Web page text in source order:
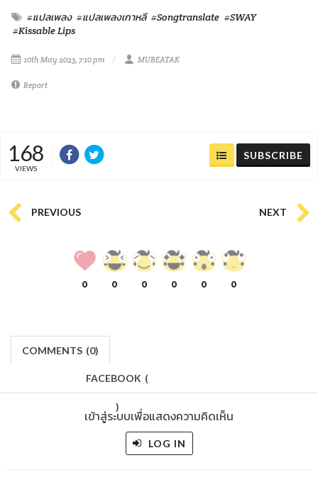
#แปลเพลง #แปลเพลงเกาหลี #Songtranslate #SWAY
#Kissable Lips
10th May 2023, 7:10 pm MUBEATAK
Report
168
VIEWS
SUBSCRIBE
PREVIOUS NEXT
0 0 0 0 0 0
COMMENTS (0)
FACEBOOK (
)
เข้าสู่ระบบเพื่อแสดงความคิดเห็น
LOG IN